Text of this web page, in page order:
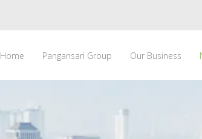
Home Pangansari Group Our Business